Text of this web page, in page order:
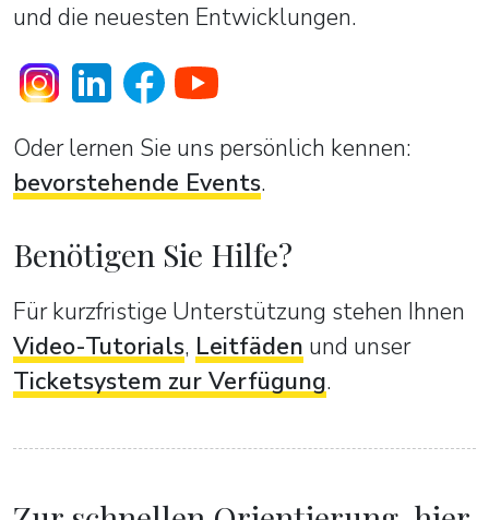
und die neuesten Entwicklungen.
Oder lernen Sie uns persönlich kennen:
bevorstehende Events.
Benötigen Sie Hilfe?
Für kurzfristige Unterstützung stehen Ihnen
Video-Tutorials, Leitfäden und unser
Ticketsystem zur Verfügung.